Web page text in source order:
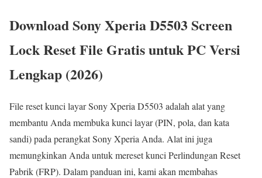
Download Sony Xperia D5503 Screen
Lock Reset File Gratis untuk PC Versi
Lengkap (2026)
File reset kunci layar Sony Xperia D5503 adalah alat yang
membantu Anda membuka kunci layar (PIN, pola, dan kata
sandi) pada perangkat Sony Xperia Anda. Alat ini juga
memungkinkan Anda untuk mereset kunci Perlindungan Reset
Pabrik (FRP). Dalam panduan ini, kami akan membahas